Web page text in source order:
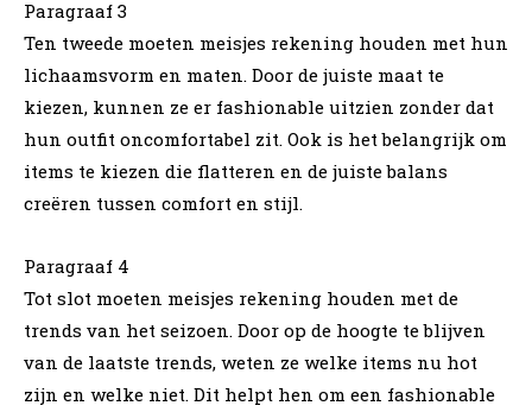
Paragraaf 3
Ten tweede moeten meisjes rekening houden met hun
lichaamsvorm en maten. Door de juiste maat te
kiezen, kunnen ze er fashionable uitzien zonder dat
hun outfit oncomfortabel zit. Ook is het belangrijk om
items te kiezen die flatteren en de juiste balans
creëren tussen comfort en stijl.
Paragraaf 4
Tot slot moeten meisjes rekening houden met de
trends van het seizoen. Door op de hoogte te blijven
van de laatste trends, weten ze welke items nu hot
zijn en welke niet. Dit helpt hen om een fashionable